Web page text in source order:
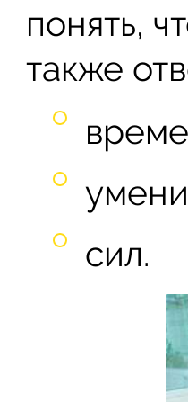
понять,
также
сил.